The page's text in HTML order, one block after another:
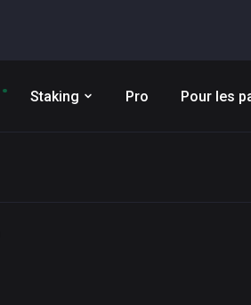
Staking Pro Pour les